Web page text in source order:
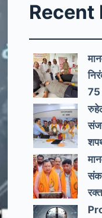
Recent
75